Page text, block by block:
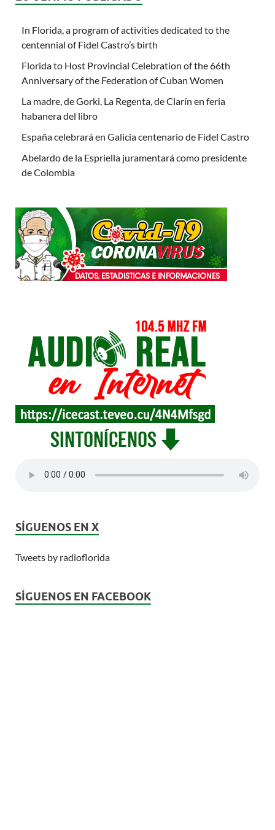
In Florida, a program of activities dedicated to the
centennial of Fidel Castro’s birth
Florida to Host Provincial Celebration of the 66th
Anniversary of the Federation of Cuban Women
La madre, de Gorki, La Regenta, de Clarín en feria
habanera del libro
España celebrará en Galicia centenario de Fidel Castro
Abelardo de la Espriella juramentará como presidente
de Colombia
SÍGUENOS EN X
Tweets by radioflorida
SÍGUENOS EN FACEBOOK